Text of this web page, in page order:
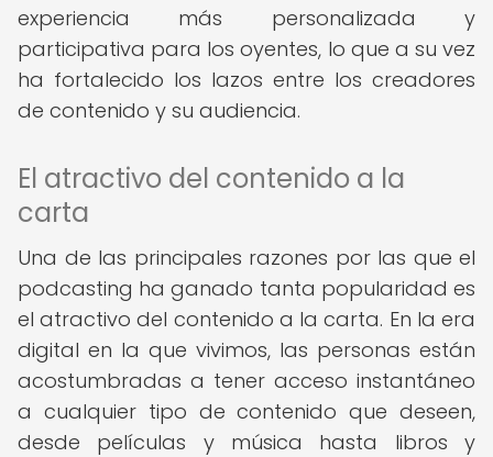
experiencia más personalizada y
participativa para los oyentes, lo que a su vez
ha fortalecido los lazos entre los creadores
de contenido y su audiencia.
El atractivo del contenido a la
carta
Una de las principales razones por las que el
podcasting ha ganado tanta popularidad es
el atractivo del contenido a la carta. En la era
digital en la que vivimos, las personas están
acostumbradas a tener acceso instantáneo
a cualquier tipo de contenido que deseen,
desde películas y música hasta libros y